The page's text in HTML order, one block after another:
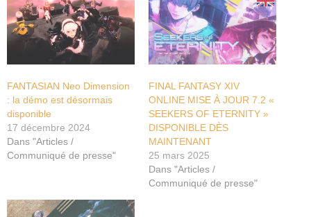
FANTASIAN Neo Dimension
: la démo est désormais
disponible
17 décembre 2024
Dans "Articles /
Communiqué de presse"
FINAL FANTASY XIV
ONLINE MISE À JOUR 7.2 «
SEEKERS OF ETERNITY »
DISPONIBLE DÈS
MAINTENANT
25 mars 2025
Dans "Articles /
Communiqué de presse"